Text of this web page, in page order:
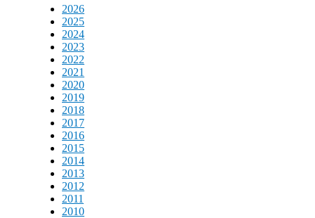
2026
2025
2024
2023
2022
2021
2020
2019
2018
2017
2016
2015
2014
2013
2012
2011
2010